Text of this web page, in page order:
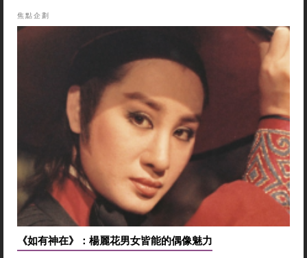
焦點企劃
《如有神在》：楊麗花男女皆能的偶像魅力